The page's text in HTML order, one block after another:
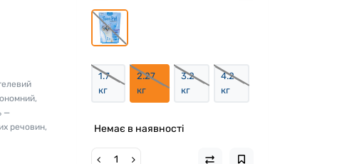
—
речовин,
1.7
кг
2.27
кг
3.2
кг
4.2
кг
Немає в наявності